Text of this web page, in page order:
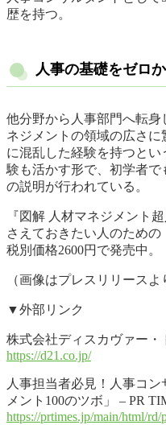
歴を持つ。
人事の基礎をゼロ
他分野から人事部門へ転
ネジメントの領域の広さ
に混乱した経験を持つと
験も活かす形で、初学者で
の説明が行われている。
『図解 人材マネジメント
さえておきたい人のための
税別価格2600円で発売中。
（画像はプレスリリースよ
▼外部リンク
株式会社ディスカヴァー・
https://d21.co.jp/
人事担当者必見！人事コ
メント100のツボ」 – PR
https://prtimes.jp/main/html/rd/